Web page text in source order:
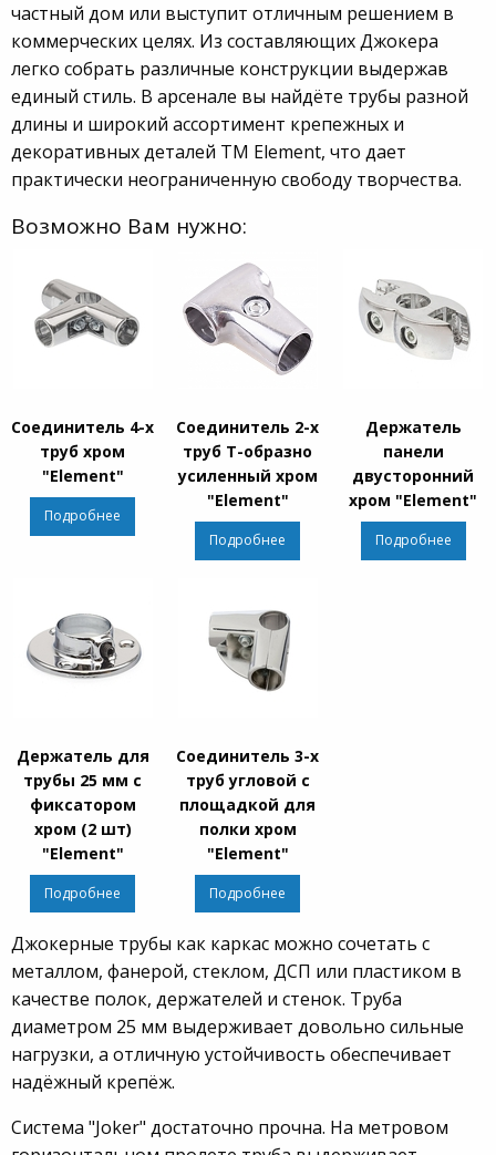
частный дом или выступит отличным решением в
коммерческих целях. Из составляющих Джокера
легко собрать различные конструкции выдержав
единый стиль. В арсенале вы найдёте трубы разной
длины и широкий ассортимент крепежных и
декоративных деталей ТМ Element, что дает
практически неограниченную свободу творчества.
Возможно Вам нужно:
Соединитель 4-х
труб хром
"Element"
Подробнее
Соединитель 2-х
труб Т-образно
усиленный хром
"Element"
Подробнее
Держатель
панели
двусторонний
хром "Element"
Подробнее
Держатель для
трубы 25 мм с
фиксатором
хром (2 шт)
"Element"
Подробнее
Соединитель 3-х
труб угловой с
площадкой для
полки хром
"Element"
Подробнее
Джокерные трубы как каркас можно сочетать с
металлом, фанерой, стеклом, ДСП или пластиком в
качестве полок, держателей и стенок. Труба
диаметром 25 мм выдерживает довольно сильные
нагрузки, а отличную устойчивость обеспечивает
надёжный крепёж.
Система "Joker" достаточно прочна. На метровом